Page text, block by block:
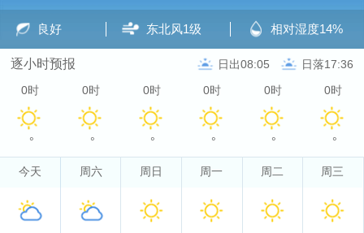
良好 东北风1级 相对湿度14%
逐小时预报 日出08:05 日落17:36
0时
°
0时
°
0时
°
0时
°
0时
°
0时
°
今天 周六 周日 周一 周二 周三